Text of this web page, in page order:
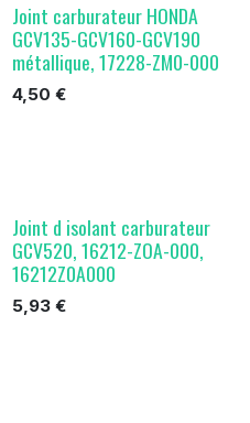
Joint carburateur HONDA
GCV135-GCV160-GCV190
métallique, 17228-ZM0-000
4,50 €
Joint d isolant carburateur
GCV520, 16212-ZOA-000,
16212Z0A000
5,93€